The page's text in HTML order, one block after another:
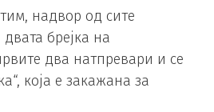
надвор од сите
брејка на
два натпревари и се
која е закажана за